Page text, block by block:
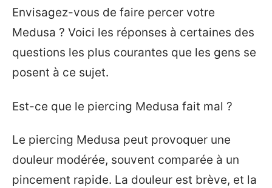
Envisagez-vous de faire percer votre
Medusa ? Voici les réponses à certaines des
questions les plus courantes que les gens se
posent à ce sujet.
Est-ce que le piercing Medusa fait mal ?
Le piercing Medusa peut provoquer une
douleur modérée, souvent comparée à un
pincement rapide. La douleur est brève, et la